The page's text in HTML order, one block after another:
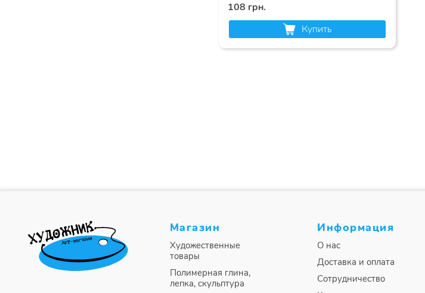
108 грн.
Купить
Магазин
Художественные
товары
Полимерная глина,
лепка, скульптура
Информация
О нас
Доставка и оплата
Сотрудничество